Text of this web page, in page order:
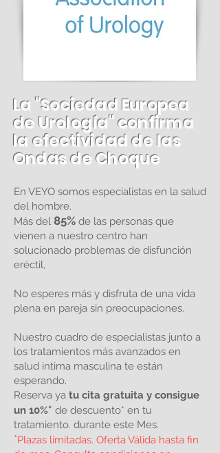
La "Sociedad Europea
de Urología" confirma
la efectividad de las
Ondas de Choque
En VEYO somos especialistas en la salud
del hombre.
Más del 85% de las personas que
vienen a nuestro centro han
solucionado problemas de disfunción
eréctil,
No esperes más y disfruta de una vida
plena en pareja sin preocupaciones.
Nuestro cuadro de especialistas junto a
los tratamientos más avanzados en
salud intima masculina te están
esperando.
Reserva ya tu cita gratuita y consigue
un 10%* de descuento* en tu
tratamiento. durante este Mes.
*Plazas limitadas. Oferta Válida hasta fin